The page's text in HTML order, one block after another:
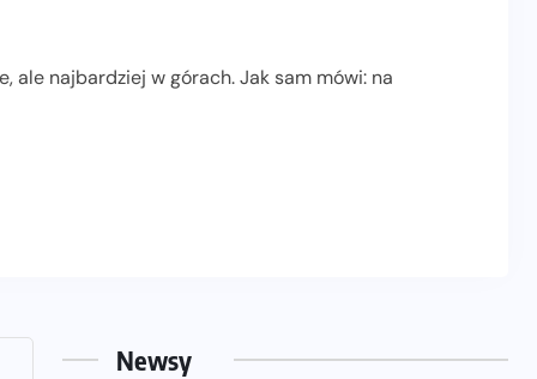
ale najbardziej w górach. Jak sam mówi: na
Newsy